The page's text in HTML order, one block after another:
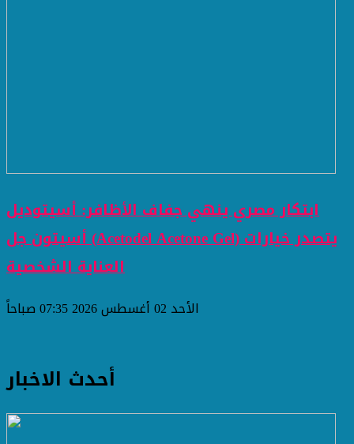
ابتكار مصري ينهي جفاف الأظافر: أسيتوديل
أسيتون جل (Acetodel Acetone Gel) يتصدر خيارات
العناية الشخصية
الأحد 02 أغسطس 2026 07:35 صباحاً
أحدث الاخبار